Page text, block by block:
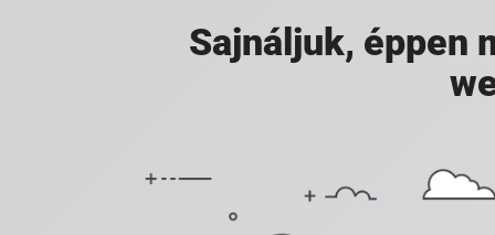
Sajnáljuk, éppen